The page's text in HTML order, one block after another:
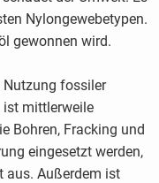
Nylongewebetypen.
gewonnen wird.
Nutzung fossiler
ist mittlerweile
Bohren, Fracking und
eingesetzt werden,
aus. Außerdem ist